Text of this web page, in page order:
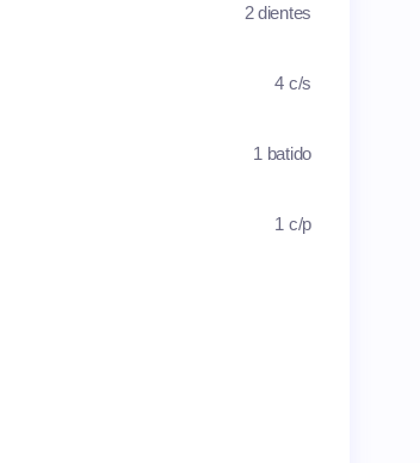
2 dientes
4 c/s
1 batido
1 c/p